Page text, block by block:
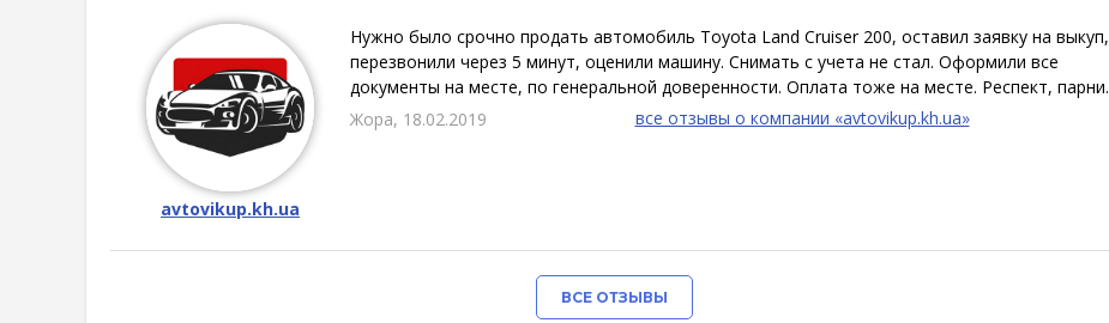
avtovikup.kh.ua
Нужно было срочно продать автомобиль Toyota Land Cruiser 200, оставил заявку на выкуп,
перезвонили через 5 минут, оценили машину. Снимать с учета не стал. Оформили все
документы на месте, по генеральной доверенности. Оплата тоже на месте. Респект, парни.
Жора, 18.02.2019
все отзывы о компании «avtovikup.kh.ua»
ВСЕ ОТЗЫВЫ